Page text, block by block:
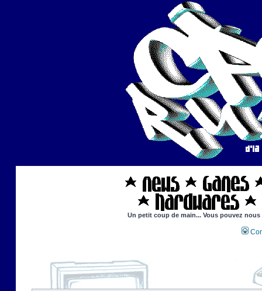
Un petit coup de main... Vous pouvez